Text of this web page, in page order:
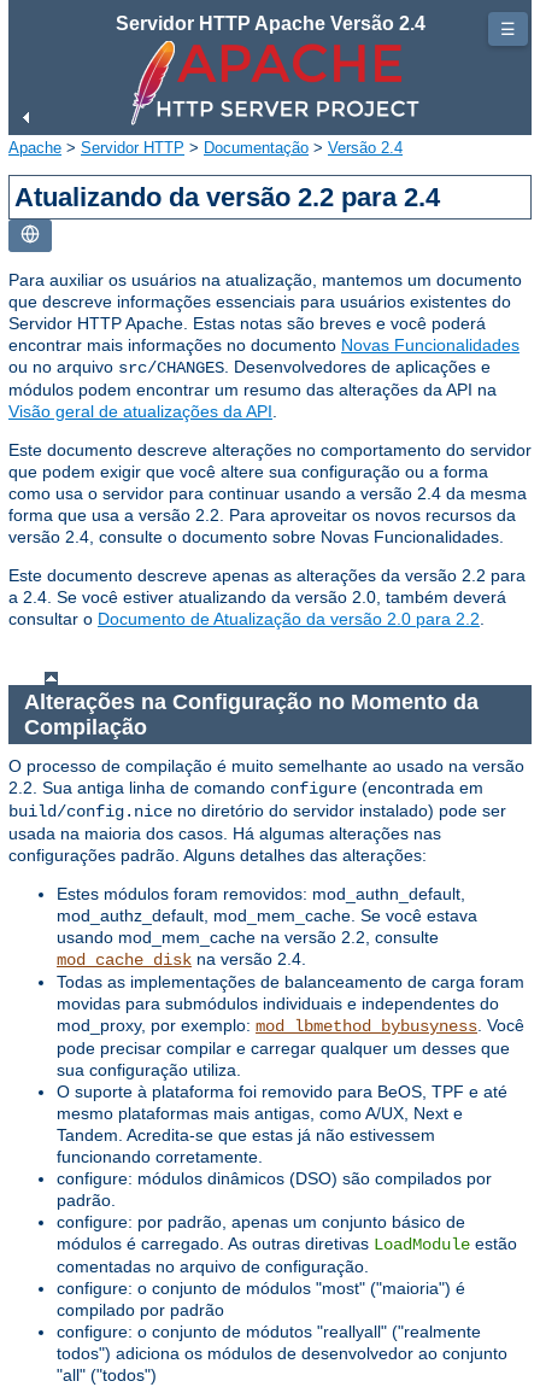
Servidor HTTP Apache Versão 2.4
Apache > Servidor HTTP > Documentação > Versão 2.4
Atualizando da versão 2.2 para 2.4
Para auxiliar os usuários na atualização, mantemos um documento
que descreve informações essenciais para usuários existentes do
Servidor HTTP Apache. Estas notas são breves e você poderá
encontrar mais informações no documento Novas Funcionalidades
ou no arquivo src/CHANGES . Desenvolvedores de aplicações e
módulos podem encontrar um resumo das alterações da API na
Visão geral de atualizações da API
Este documento descreve alterações no comportamento do servidor
que podem exigir que você altere sua configuração ou a forma
como usa o servidor para continuar usando a versão 2.4 da mesma
forma que usa a versão 2.2. Para aproveitar os novos recursos da
versão 2.4, consulte o documento sobre Novas Funcionalidades.
Este documento descreve apenas as alterações da versão 2.2 para
a 2.4. Se você estiver atualizando da versão 2.0, também deverá
consultar o Documento de Atualização da versão 2.0 para 2.2
Alterações na Configuração no Momento da
Compilação
O processo de compilação é muito semelhante ao usado na versão
2.2. Sua antiga linha de comando configure (encontrada em
build/config.nice no diretório do servidor instalado) pode ser
usada na maioria dos casos. Há algumas alterações nas
configurações padrão. Alguns detalhes das alterações:
Estes módulos foram removidos: mod_authn_default,
mod_authz_default, mod_mem_cache. Se você estava
usando mod_mem_cache na versão 2.2, consulte
mod_cache_disk na versão 2.4.
Todas as implementações de balanceamento de carga foram
movidas para submódulos individuais e independentes do
mod_proxy, por exemplo: mod_lbmethod_bybusyness . Você
pode precisar compilar e carregar qualquer um desses que
sua configuração utiliza.
O suporte à plataforma foi removido para BeOS, TPF e até
mesmo plataformas mais antigas, como A/UX, Next e
Tandem. Acredita-se que estas já não estivessem
funcionando corretamente.
configure: módulos dinâmicos (DSO) são compilados por
padrão.
configure: por padrão, apenas um conjunto básico de
módulos é carregado. As outras diretivas LoadModule estão
comentadas no arquivo de configuração.
configure: o conjunto de módulos "most" ("maioria") é
compilado por padrão
configure: o conjunto de módutos "reallyall" ("realmente
todos") adiciona os módulos de desenvolvedor ao conjunto
"all" ("todos")
☰